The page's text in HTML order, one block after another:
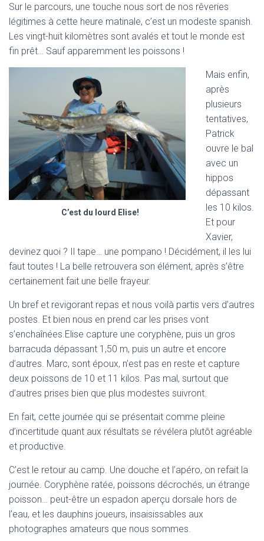
Sur le parcours, une touche nous sort de nos rêveries
légitimes à cette heure matinale, c’est un modeste spanish.
Les vingt-huit kilomètres sont avalés et tout le monde est
fin prêt… Sauf apparemment les poissons !
C’est du lourd Elise!
Mais enfin,
après
plusieurs
tentatives,
Patrick
ouvre le bal
avec un
hippos
dépassant
les 10 kilos.
Et pour
Xavier,
devinez quoi ? Il tape… une pompano ! Décidément, il les lui
faut toutes ! La belle retrouvera son élément, après s’être
certainement fait une belle frayeur.
Un bref et revigorant repas et nous voilà partis vers d’autres
postes. Et bien nous en prend car les prises vont
s’enchaînées.Elise capture une coryphène, puis un gros
barracuda dépassant 1,50 m, puis un autre et encore
d’autres. Marc, sont époux, n’est pas en reste et capture
deux poissons de 10 et 11 kilos. Pas mal, surtout que
d’autres prises bien que plus modestes suivront.
En fait, cette journée qui se présentait comme pleine
d’incertitude quant aux résultats se révélera plutôt agréable
et productive.
C’est le retour au camp. Une douche et l’apéro, on refait la
journée. Coryphène ratée, poissons décrochés, un étrange
poisson… peut-être un espadon aperçu dorsale hors de
l’eau, et les dauphins joueurs, insaisissables aux
photographes amateurs que nous sommes.